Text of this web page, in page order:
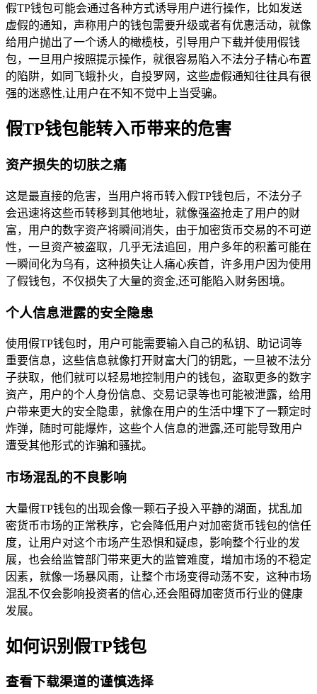
假TP钱包可能会通过各种方式诱导用户进行操作，比如发送
虚假的通知，声称用户的钱包需要升级或者有优惠活动，就像
给用户抛出了一个诱人的橄榄枝，引导用户下载并使用假钱
包，一旦用户按照提示操作，就很容易陷入不法分子精心布置
的陷阱，如同飞蛾扑火，自投罗网，这些虚假通知往往具有很
强的迷惑性,让用户在不知不觉中上当受骗。
假TP钱包能转入币带来的危害
资产损失的切肤之痛
这是最直接的危害，当用户将币转入假TP钱包后，不法分子
会迅速将这些币转移到其他地址，就像强盗抢走了用户的财
富，用户的数字资产将瞬间消失，由于加密货币交易的不可逆
性，一旦资产被盗取，几乎无法追回，用户多年的积蓄可能在
一瞬间化为乌有，这种损失让人痛心疾首，许多用户因为使用
了假钱包，不仅损失了大量的资金,还可能陷入财务困境。
个人信息泄露的安全隐患
使用假TP钱包时，用户可能需要输入自己的私钥、助记词等
重要信息，这些信息就像打开财富大门的钥匙，一旦被不法分
子获取，他们就可以轻易地控制用户的钱包，盗取更多的数字
资产，用户的个人身份信息、交易记录等也可能被泄露，给用
户带来更大的安全隐患，就像在用户的生活中埋下了一颗定时
炸弹，随时可能爆炸，这些个人信息的泄露,还可能导致用户
遭受其他形式的诈骗和骚扰。
市场混乱的不良影响
大量假TP钱包的出现会像一颗石子投入平静的湖面，扰乱加
密货币市场的正常秩序，它会降低用户对加密货币钱包的信任
度，让用户对这个市场产生恐惧和疑虑，影响整个行业的发
展，也会给监管部门带来更大的监管难度，增加市场的不稳定
因素，就像一场暴风雨，让整个市场变得动荡不安，这种市场
混乱不仅会影响投资者的信心,还会阻碍加密货币行业的健康
发展。
如何识别假TP钱包
查看下载渠道的谨慎选择